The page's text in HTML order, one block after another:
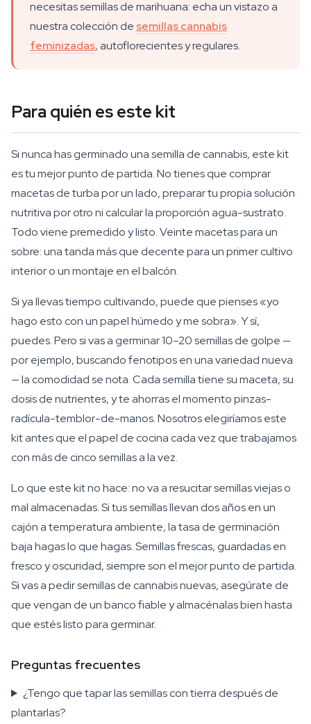
necesitas semillas de marihuana: echa un vistazo a
nuestra colección de semillas cannabis
feminizadas, autoflorecientes y regulares.
Para quién es este kit
Si nunca has germinado una semilla de cannabis, este kit
es tu mejor punto de partida. No tienes que comprar
macetas de turba por un lado, preparar tu propia solución
nutritiva por otro ni calcular la proporción agua-sustrato.
Todo viene premedido y listo. Veinte macetas para un
sobre: una tanda más que decente para un primer cultivo
interior o un montaje en el balcón.
Si ya llevas tiempo cultivando, puede que pienses «yo
hago esto con un papel húmedo y me sobra». Y sí,
puedes. Pero si vas a germinar 10–20 semillas de golpe —
por ejemplo, buscando fenotipos en una variedad nueva
— la comodidad se nota. Cada semilla tiene su maceta, su
dosis de nutrientes, y te ahorras el momento pinzas-
radícula-temblor-de-manos. Nosotros elegiríamos este
kit antes que el papel de cocina cada vez que trabajamos
con más de cinco semillas a la vez.
Lo que este kit no hace: no va a resucitar semillas viejas o
mal almacenadas. Si tus semillas llevan dos años en un
cajón a temperatura ambiente, la tasa de germinación
baja hagas lo que hagas. Semillas frescas, guardadas en
fresco y oscuridad, siempre son el mejor punto de partida.
Si vas a pedir semillas de cannabis nuevas, asegúrate de
que vengan de un banco fiable y almacénalas bien hasta
que estés listo para germinar.
Preguntas frecuentes
¿Tengo que tapar las semillas con tierra después de
plantarlas?